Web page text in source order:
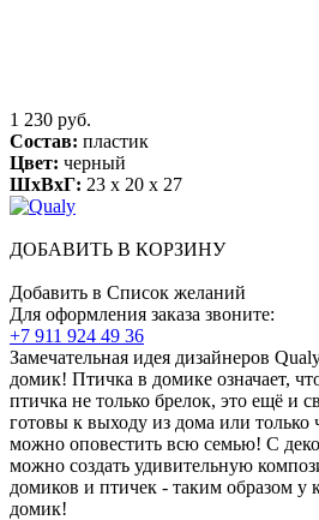
1 230 руб.
Состав: пластик
Цвет: черный
ШхВхГ: 23 x 20 x 27
ДОБАВИТЬ В КОРЗИНУ
Добавить в Список желаний
Для оформления заказа звоните:
+7 911 924 49 36
Замечательная идея дизайнеров
домик! Птичка в домике означает,
птичка не только брелок, это ещё и
готовы к выходу из дома или
можно оповестить всю семью! С
можно создать удивительную
домиков и птичек - таким образом у
домик!